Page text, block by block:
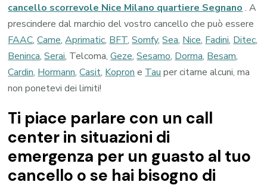
cancello scorrevole Nice Milano quartiere Segnano . A
prescindere dal marchio del vostro cancello che può essere
FAAC,Came,Aprimatic, BFT,Somfy,Sea, Nice, Fadini, Ditec,
Beninca,Serai, Telcoma,Geze,Sesamo, Dorma, Besam,
Cardin, Hormann,Casit, Kopron e Tau per citarne alcuni, ma
non ponetevi dei limiti!
Ti piace parlare con un call
center in situazioni di
emergenza per un guasto al tuo
cancello o se hai bisogno di